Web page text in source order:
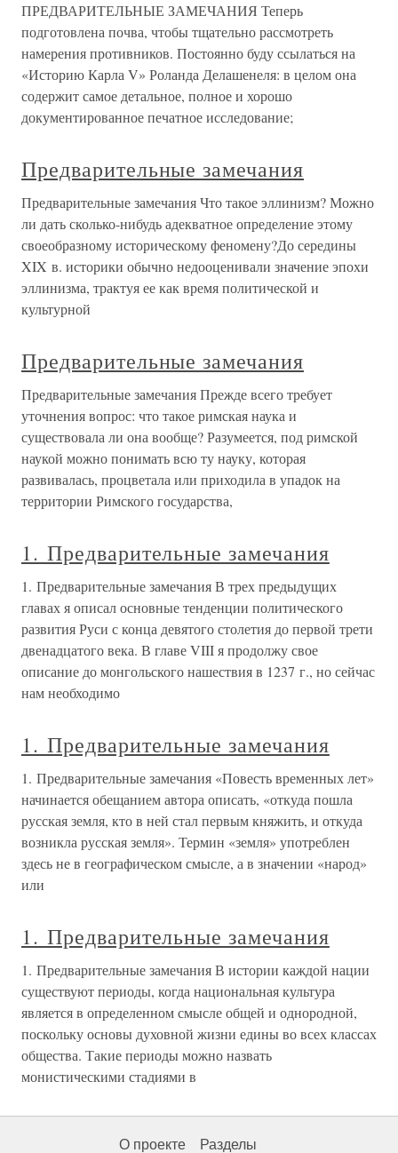
ПРЕДВАРИТЕЛЬНЫЕ ЗАМЕЧАНИЯ Теперь
подготовлена почва, чтобы тщательно рассмотреть
намерения противников. Постоянно буду ссылаться на
«Историю Карла V» Роланда Делашенеля: в целом она
содержит самое детальное, полное и хорошо
документированное печатное исследование;
Предварительные замечания
Предварительные замечания Что такое эллинизм? Можно
ли дать сколько-нибудь адекватное определение этому
своеобразному историческому феномену?До середины
XIX в. историки обычно недооценивали значение эпохи
эллинизма, трактуя ее как время политической и
культурной
Предварительные замечания
Предварительные замечания Прежде всего требует
уточнения вопрос: что такое римская наука и
существовала ли она вообще? Разумеется, под римской
наукой можно понимать всю ту науку, которая
развивалась, процветала или приходила в упадок на
территории Римского государства,
1. Предварительные замечания
1. Предварительные замечания В трех предыдущих
главах я описал основные тенденции политического
развития Руси с конца девятого столетия до первой трети
двенадцатого века. В главе VIII я продолжу свое
описание до монгольского нашествия в 1237 г., но сейчас
нам необходимо
1. Предварительные замечания
1. Предварительные замечания «Повесть временных лет»
начинается обещанием автора описать, «откуда пошла
русская земля, кто в ней стал первым княжить, и откуда
возникла русская земля». Термин «земля» употреблен
здесь не в географическом смысле, а в значении «народ»
или
1. Предварительные замечания
1. Предварительные замечания В истории каждой нации
существуют периоды, когда национальная культура
является в определенном смысле общей и однородной,
поскольку основы духовной жизни едины во всех классах
общества. Такие периоды можно назвать
монистическими стадиями в
О проекте Разделы